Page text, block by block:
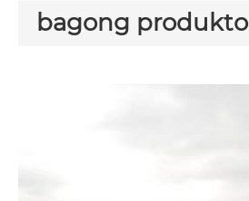
bagong produkto